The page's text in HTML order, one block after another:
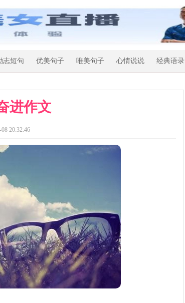
志短句 优美句子 唯美句子 心情说说 经典语录
进作文
20:32:46